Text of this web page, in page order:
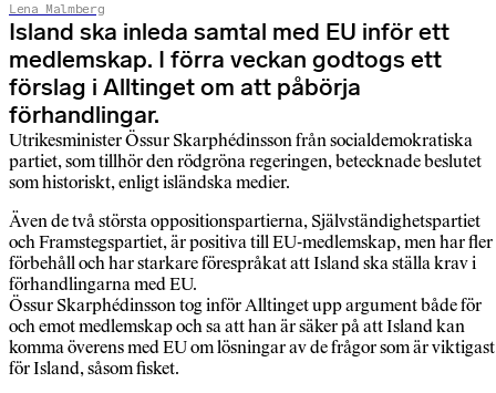
Lena Malmberg
Island ska inleda samtal med EU inför ett
medlemskap. I förra veckan godtogs ett
förslag i Alltinget om att påbörja
förhandlingar.
Utrikesminister Össur Skarphédinsson från socialdemokratiska
partiet, som tillhör den rödgröna regeringen, betecknade beslutet
som historiskt, enligt isländska medier.
Även de två största oppositionspartierna, Självständighetspartiet
och Framstegspartiet, är positiva till EU-medlemskap, men har fler
förbehåll och har starkare förespråkat att Island ska ställa krav i
förhandlingarna med EU.
Össur Skarphédinsson tog inför Alltinget upp argument både för
och emot medlemskap och sa att han är säker på att Island kan
komma överens med EU om lösningar av de frågor som är viktigast
för Island, såsom fisket.